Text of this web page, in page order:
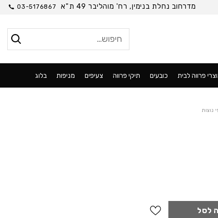
מדרחוב נחלת בנימין, רח' מוהליבר 49 ת"א 03-5176867
עבור:
פרווה לבית כובעים תיקי פרווה צעיפים מניפות בלוג
נוצות
לסל